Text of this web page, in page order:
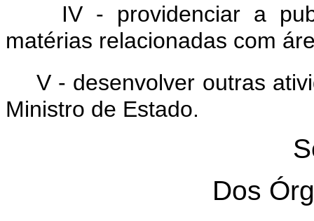
IV - providenciar a
matérias relacionadas com
V - desenvolver outras
Ministro de Estado.
Dos